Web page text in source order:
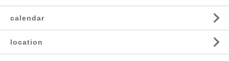
calendar
location